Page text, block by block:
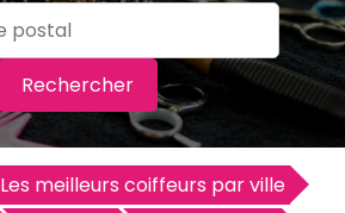
Rechercher
Les meilleurs coiffeurs par ville